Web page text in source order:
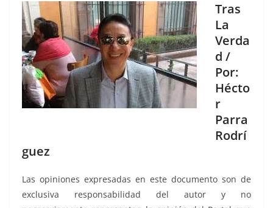
Tras
La
Verda
d /
Por:
Hécto
r
Parra
Rodrí
guez
Las opiniones expresadas en este documento son de
exclusiva responsabilidad del autor y no